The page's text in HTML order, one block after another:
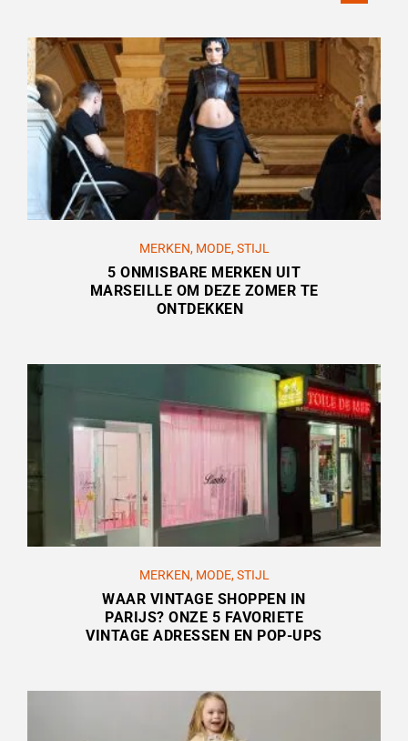
MERKEN, MODE,STIJL
5 ONMISBARE MERKEN UIT
MARSEILLE OM DEZE ZOMER TE
ONTDEKKEN
MERKEN, MODE,STIJL
WAAR VINTAGE SHOPPEN IN
PARIJS? ONZE 5 FAVORIETE
VINTAGE ADRESSEN EN POP-UPS